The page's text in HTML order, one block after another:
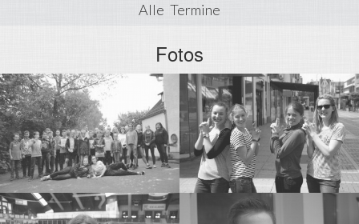
Alle Termine
Fotos